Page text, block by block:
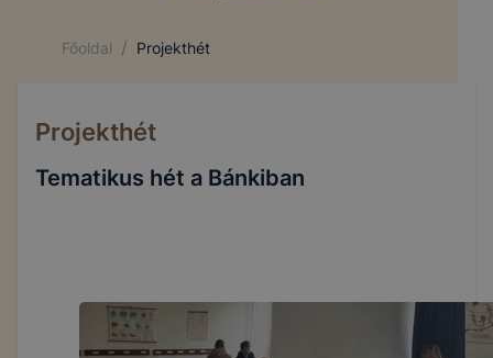
Főoldal / Projekthét
Projekthét
Tematikus hét a Bánkiban